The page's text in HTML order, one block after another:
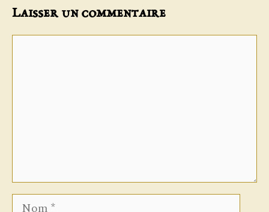
Laisser un commentaire
Nom